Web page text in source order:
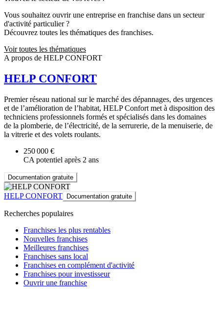
Vous souhaitez ouvrir une entreprise en franchise dans un secteur
d'activité particulier ?
Découvrez toutes les thématiques des franchises.
Voir toutes les thématiques
A propos de HELP CONFORT
HELP CONFORT
Premier réseau national sur le marché des dépannages, des urgences
et de l’amélioration de l’habitat, HELP Confort met à disposition des
techniciens professionnels formés et spécialisés dans les domaines
de la plomberie, de l’électricité, de la serrurerie, de la menuiserie, de
la vitrerie et des volets roulants.
250 000 €
CA potentiel après 2 ans
Documentation gratuite
HELP CONFORT Documentation gratuite
Recherches populaires
Franchises les plus rentables
Nouvelles franchises
Meilleures franchises
Franchises sans local
Franchises en complément d'activité
Franchises pour investisseur
Ouvrir une franchise